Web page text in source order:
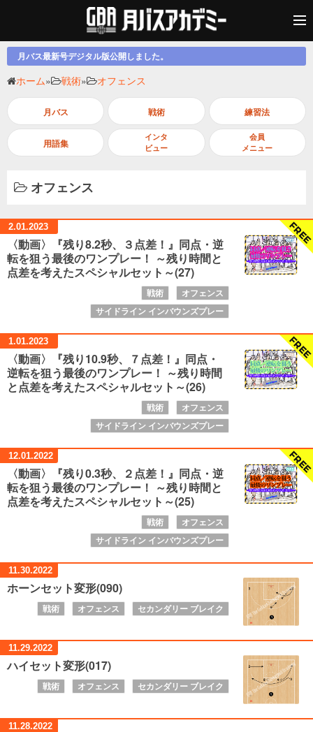
月バス最新号デジタル版公開しました。
ホーム» 戦術» オフェンス
月バス 戦術 練習法
用語集
インタ
ビュー
会員
メニュー
オフェンス
2.01.2023
〈動画〉『残り8.2秒、３点差！』同点・逆
転を狙う最後のワンプレー！ ～残り時間と
点差を考えたスペシャルセット～(27)
戦術
オフェンス
サイドライン インバウンズプレー
1.01.2023
〈動画〉『残り10.9秒、７点差！』同点・
逆転を狙う最後のワンプレー！ ～残り時間
と点差を考えたスペシャルセット～(26)
戦術
オフェンス
サイドライン インバウンズプレー
12.01.2022
〈動画〉『残り0.3秒、２点差！』同点・逆
転を狙う最後のワンプレー！ ～残り時間と
点差を考えたスペシャルセット～(25)
戦術
オフェンス
サイドライン インバウンズプレー
11.30.2022
ホーンセット変形(090)
戦術 オフェンス セカンダリー ブレイク
11.29.2022
ハイセット変形(017)
戦術 オフェンス セカンダリー ブレイク
11.28.2022